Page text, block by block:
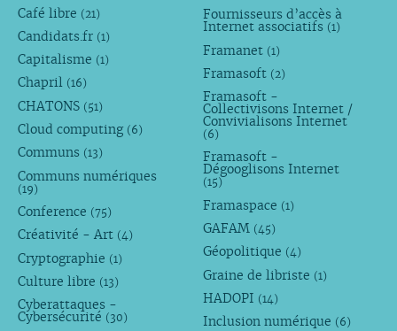
Café libre (21)
Candidats.fr (1)
Capitalisme (1)
Chapril (16)
CHATONS (51)
Cloud computing (6)
Communs (13)
Communs numériques
(19)
Conference (75)
Créativité - Art (4)
Cryptographie (1)
Culture libre (13)
Cyberattaques -
Cybersécurité (30)
Fournisseurs d’accès à
Internet associatifs (1)
Framanet (1)
Framasoft (2)
Framasoft -
Collectivisons Internet /
Convivialisons Internet
(6)
Framasoft -
Dégooglisons Internet
(15)
Framaspace (1)
GAFAM (45)
Géopolitique (4)
Graine de libriste (1)
HADOPI (14)
Inclusion numérique (6)